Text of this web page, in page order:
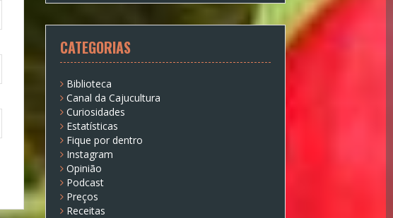
CATEGORIAS
Biblioteca
Canal da Cajucultura
Curiosidades
Estatísticas
Fique por dentro
Instagram
Opinião
Podcast
Preços
Receitas